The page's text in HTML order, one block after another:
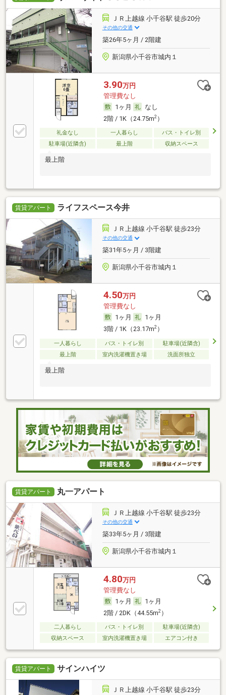
ＪＲ上越線 小千谷駅 徒歩20分
その他の交通
築26年5ヶ月 / 2階建
新潟県小千谷市城内１
3.90万円
管理費なし
1ヶ月
なし
2階 / 1K（24.75m2）
礼金なし 一人暮らし
バス・トイレ別
駐車場(近隣含)
最上階 収納スペース
最上階
賃貸アパート ライフスペース今井
ＪＲ上越線 小千谷駅 徒歩23分
その他の交通
築31年5ヶ月 / 3階建
新潟県小千谷市城内１
4.50万円
管理費なし
1ヶ月
1ヶ月
3階 / 1K（23.17m2）
一人暮らし バス・トイレ別
駐車場(近隣含)
最上階
室内洗濯機置き場 洗面所独立
最上階
賃貸アパート 丸一アパート
ＪＲ上越線 小千谷駅 徒歩23分
その他の交通
築33年5ヶ月 / 3階建
新潟県小千谷市城内１
4.80万円
管理費なし
1ヶ月
1ヶ月
2階 / 2DK（44.55m2）
二人暮らし バス・トイレ別
駐車場(近隣含)
収納スペース
室内洗濯機置き場 エアコン付き
賃貸アパート サインハイツ
ＪＲ上越線 小千谷駅 徒歩23分